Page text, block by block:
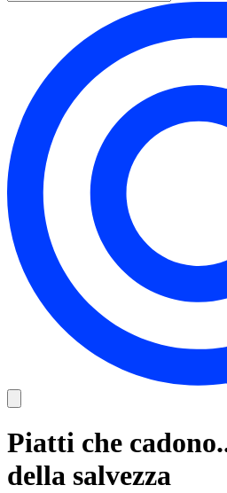
Piatti che
della salvezza